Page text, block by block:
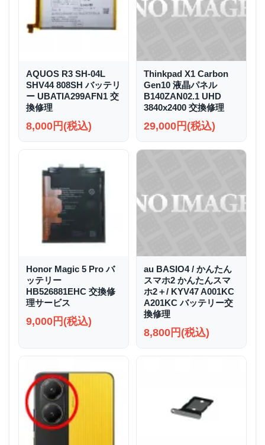
AQUOS R3 SH-04L
SHV44 808SH バッテリ
ー UBATIA299AFN1 交
換修理
8,000円(税込)
Thinkpad X1 Carbon
Gen10 液晶パネル
B140ZAN02.1 UHD
3840x2400 交換修理
29,000円(税込)
Honor Magic 5 Pro バ
ッテリー
HB526881EHC 交換修
理サービス
9,000円(税込)
au BASIO4 / かんたん
スマホ2 かんたんスマ
ホ2＋/ KYV47 A001KC
A201KC バッテリー交
換修理
8,800円(税込)